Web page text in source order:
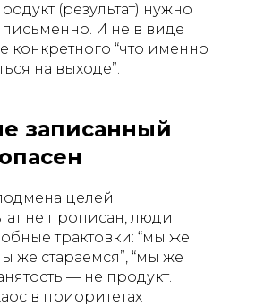
(результат) нужно
И не в виде
конкретного “что именно
на выходе”.
записанный
целей
не прописан, люди
трактовки: “мы же
же стараемся”, “мы же
— не продукт.
в приоритетах